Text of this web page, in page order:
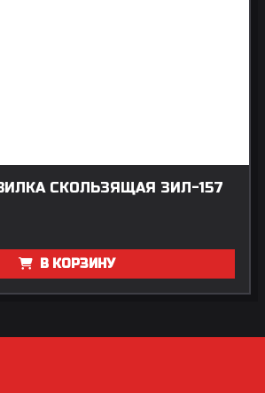
СКОЛЬЗЯЩАЯ ЗИЛ-157
В КОРЗИНУ